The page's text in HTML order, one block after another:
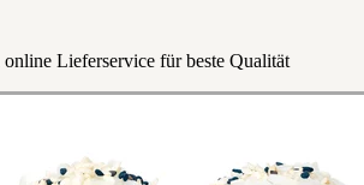
Lieferservice für beste Qualität